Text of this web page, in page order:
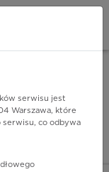
serwisu jest
Warszawa, które
serwisu, co odbywa
INSTALUJ